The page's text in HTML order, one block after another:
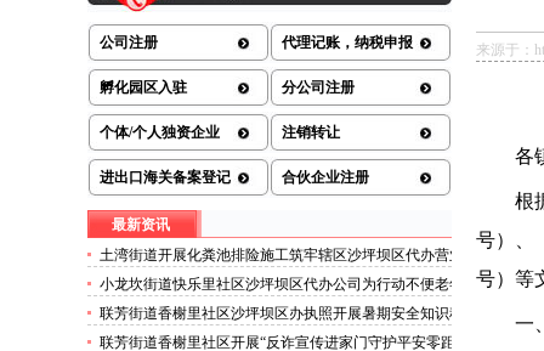
公司注册 代理记账，纳税申报
孵化园区入驻 分公司注册
个体/个人独资企业 注销转让
进出口海关备案登记 合伙企业注册
最新资讯
土湾街道开展化粪池排险施工筑牢辖区沙坪坝区代办营业
执照安全防线
小龙坎街道快乐里社区沙坪坝区代办公司为行动不便老年
人做生成认证
联芳街道香榭里社区沙坪坝区办执照开展暑期安全知识科
普讲座活动
联芳街道香榭里社区开展“反诈宣传进家门守护平安零距
来源于：
各
根
号）、
号）等
一